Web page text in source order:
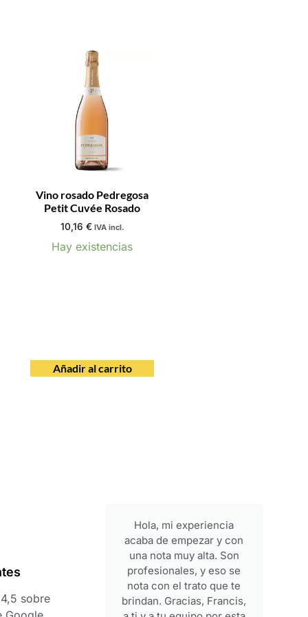
Vino rosado Pedregosa
Petit Cuvée Rosado
10,16 € IVA incl.
Hay existencias
Añadir al carrito
sobre
y con
eso se
Francis,
Gente de confianza, muy
buenos productos y a
buen precio. Un placer
conoceros, seguiré
comprando. Gracias